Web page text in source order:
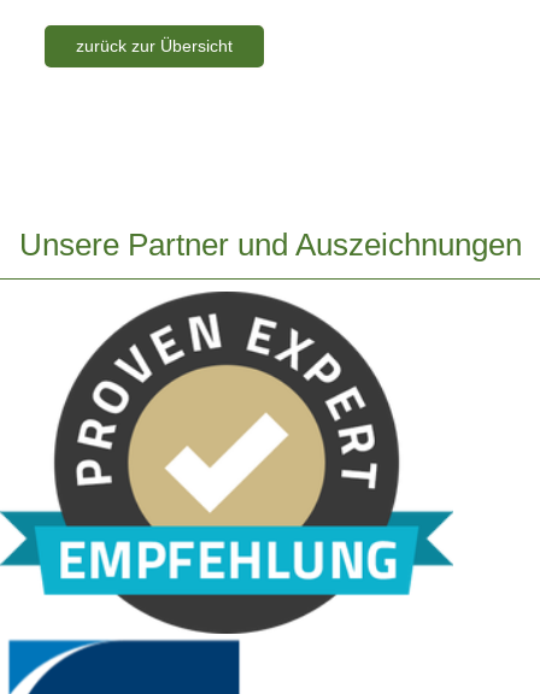
zurück zur Übersicht
Unsere Partner und Auszeichnungen